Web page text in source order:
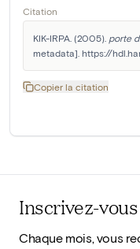
Citation
KIK-IRPA. (2005). porte
metadata]. https://
Copier la citation
Inscrivez-
Chaque mois, vous